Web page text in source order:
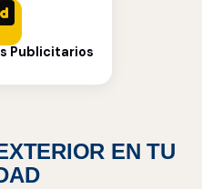
Publicitarios
EN TU